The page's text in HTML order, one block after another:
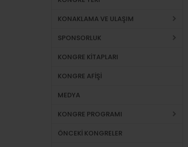
KONAKLAMA VE ULAŞIM
SPONSORLUK
KONGRE KİTAPLARI
KONGRE AFİŞİ
MEDYA
KONGRE PROGRAMI
ÖNCEKİ KONGRELER